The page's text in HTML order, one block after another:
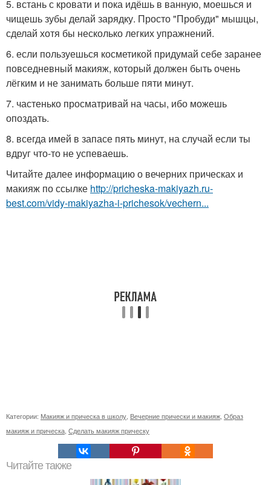
5. встань с кровати и пока идёшь в ванную, моешься и
чищешь зубы делай зарядку. Просто "Пробуди" мышцы,
сделай хотя бы несколько легких упражнений.
6. если пользуешься косметикой придумай себе заранее
повседневный макияж, который должен быть очень
лёгким и не занимать больше пяти минут.
7. частенько просматривай на часы, ибо можешь
опоздать.
8. всегда имей в запасе пять минут, на случай если ты
вдруг что-то не успеваешь.
Читайте далее информацию о вечерних прическах и
макияж по ссылке http://pricheska-makiyazh.ru-
best.com/vidy-makiyazha-i-prichesok/vechern...
Категории: Макияж и прическа в школу Вечерние прически и макияж Образ
макияж и прическа Сделать макияж прическу
Читайте также